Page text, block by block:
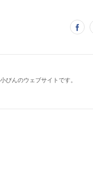
びんのウェブサイトです。